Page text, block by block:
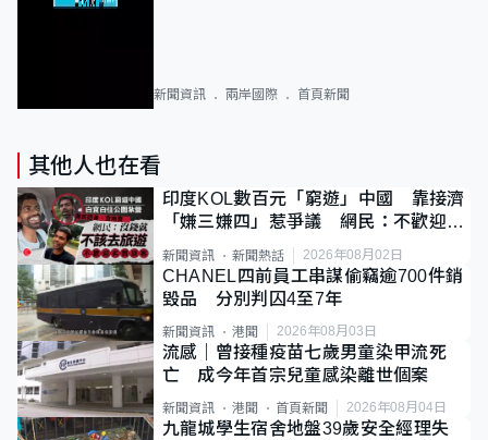
新聞資訊 兩岸國際 首頁新聞
其他人也在看
印度KOL數百元「窮遊」中國 靠接濟
「嫌三嫌四」惹爭議 網民：不歡迎劣
質旅客
新聞資訊 新聞熱話 2026年08月02日
CHANEL四前員工串謀偷竊逾700件銷
毀品 分別判囚4至7年
新聞資訊 港聞 2026年08月03日
流感｜曾接種疫苗七歲男童染甲流死
亡 成今年首宗兒童感染離世個案
新聞資訊 港聞 首頁新聞 2026年08月04日
九龍城學生宿舍地盤39歲安全經理失